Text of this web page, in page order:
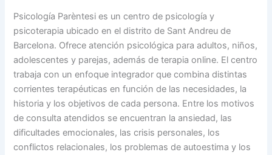
Psicología Parèntesi es un centro de psicología y
psicoterapia ubicado en el distrito de Sant Andreu de
Barcelona. Ofrece atención psicológica para adultos, niños,
adolescentes y parejas, además de terapia online. El centro
trabaja con un enfoque integrador que combina distintas
corrientes terapéuticas en función de las necesidades, la
historia y los objetivos de cada persona. Entre los motivos
de consulta atendidos se encuentran la ansiedad, las
dificultades emocionales, las crisis personales, los
conflictos relacionales, los problemas de autoestima y los